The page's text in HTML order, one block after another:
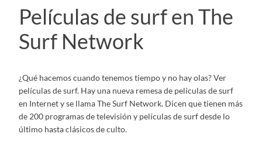
Películas de surf en The
Surf Network
¿Qué hacemos cuando tenemos tiempo y no hay olas? Ver
películas de surf. Hay una nueva remesa de películas de surf
en Internet y se llama The Surf Network. Dicen que tienen más
de 200 programas de televisión y películas de surf desde lo
último hasta clásicos de culto.